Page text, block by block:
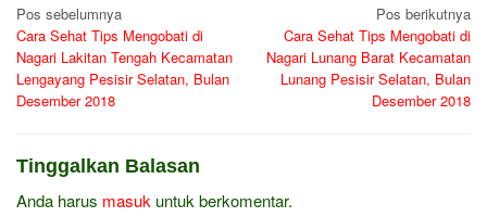
Navigasi
pos
Pos sebelumnya
Cara Sehat Tips Mengobati di
Nagari Lakitan Tengah Kecamatan
Lengayang Pesisir Selatan, Bulan
Desember 2018
Pos berikutnya
Cara Sehat Tips Mengobati di
Nagari Lunang Barat Kecamatan
Lunang Pesisir Selatan, Bulan
Desember 2018
Tinggalkan Balasan
Anda harus masuk untuk berkomentar.